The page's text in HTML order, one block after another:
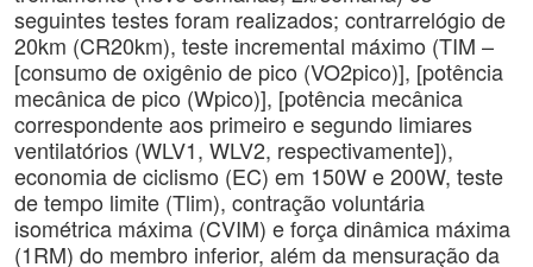
seguintes testes foram realizados; contrarrelógio de
20km (CR20km), teste incremental máximo (TIM –
[consumo de oxigênio de pico (VO2pico)], [potência
mecânica de pico (Wpico)], [potência mecânica
correspondente aos primeiro e segundo limiares
ventilatórios (WLV1, WLV2, respectivamente]),
economia de ciclismo (EC) em 150W e 200W, teste
de tempo limite (Tlim), contração voluntária
isométrica máxima (CVIM) e força dinâmica máxima
(1RM) do membro inferior, além da mensuração da